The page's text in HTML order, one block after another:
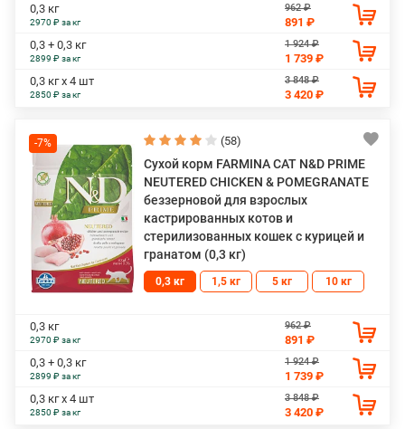
0,3 кг
2970 ₽ за кг
962 ₽
891 ₽
0,3 + 0,3 кг
2899 ₽ за кг
1 924 ₽
1 739 ₽
0,3 кг х 4 шт
2850 ₽ за кг
3 848 ₽
3 420 ₽
-7% (58)
Сухой корм FARMINA CAT N&D PRIME
NEUTERED CHICKEN & POMEGRANATE
беззерновой для взрослых
кастрированных котов и
стерилизованных кошек с курицей и
гранатом (0,3 кг)
0,3 кг 1,5 кг 5 кг 10 кг
0,3 кг
2970 ₽ за кг
962 ₽
891 ₽
0,3 + 0,3 кг
2899 ₽ за кг
1 924 ₽
1 739 ₽
0,3 кг х 4 шт
2850 ₽ за кг
3 848 ₽
3 420 ₽